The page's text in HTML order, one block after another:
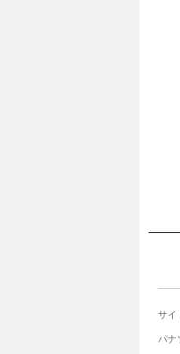
サイ
パナ